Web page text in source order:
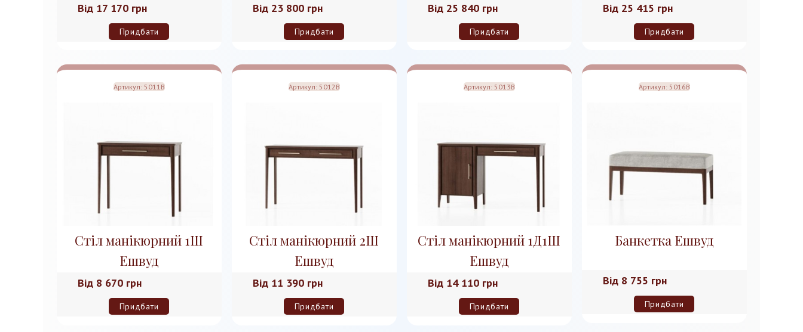
Від 17 170 грн
Придбати
Від 23 800 грн
Придбати
Від 25 840 грн
Придбати
Від 25 415 грн
Придбати
Артикул: 5011B
Стіл манікюрний 1Ш
Ешвуд
Від 8 670 грн
Придбати
Артикул: 5012B
Стіл манікюрний 2Ш
Ешвуд
Від 11 390 грн
Придбати
Артикул: 5013B
Стіл манікюрний 1Д1Ш
Ешвуд
Від 14 110 грн
Придбати
Артикул: 5016B
Банкетка Ешвуд
Від 8 755 грн
Придбати